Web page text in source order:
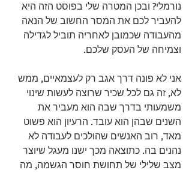
נורמלי? ובכן המטרה שלי בפוסט הזה היא
להעביר לכם את המסר החשוב של הנאה
מהעבודה שכמובן לאחריה תוביל לגדילה
וצמיחה של העסק שלכם.
אני לא פונה דרך אגב רק לעצמאיים, ממש
לא, זה גם לכל שכיר שרוצה לעשות שינוי
משמעותי בדרך שבה הוא מעביר את
השנים שבהן הוא עובד. הרעיון הוא פשוט
מאד, רוב האנשים שהולכים לעבודה לא
נהנים בה. כתוצאה מכך ישנו מעגל שיוצר
מצב שלילי של תחושת חוסר הגשמה, מה